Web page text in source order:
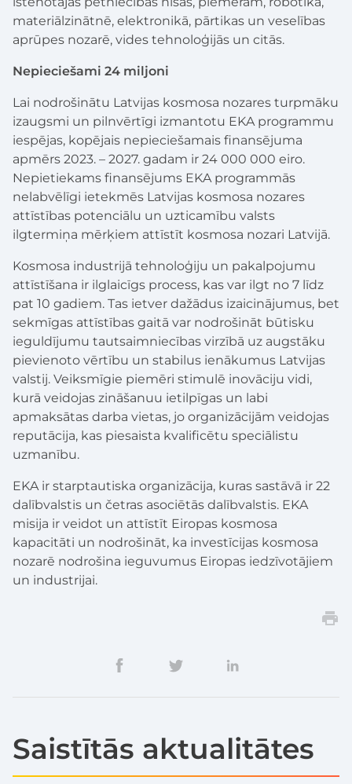
materiālzinātnē, elektronikā, pārtikas un veselības
aprūpes nozarē, vides tehnoloģijās un citās.
Nepieciešami 24 miljoni
Lai nodrošinātu Latvijas kosmosa nozares turpmāku
izaugsmi un pilnvērtīgi izmantotu EKA programmu
iespējas, kopējais nepieciešamais finansējuma
apmērs 2023. – 2027. gadam ir 24 000 000 eiro.
Nepietiekams finansējums EKA programmās
nelabvēlīgi ietekmēs Latvijas kosmosa nozares
attīstības potenciālu un uzticamību valsts
ilgtermiņa mērķiem attīstīt kosmosa nozari Latvijā.
Kosmosa industrijā tehnoloģiju un pakalpojumu
attīstīšana ir ilglaicīgs process, kas var ilgt no 7 līdz
pat 10 gadiem. Tas ietver dažādus izaicinājumus, bet
sekmīgas attīstības gaitā var nodrošināt būtisku
ieguldījumu tautsaimniecības virzībā uz augstāku
pievienoto vērtību un stabilus ienākumus Latvijas
valstij. Veiksmīgie piemēri stimulē inovāciju vidi,
kurā veidojas zināšanuu ietilpīgas un labi
apmaksātas darba vietas, jo organizācijām veidojas
reputācija, kas piesaista kvalificētu speciālistu
uzmanību.
EKA ir starptautiska organizācija, kuras sastāvā ir 22
dalībvalstis un četras asociētās dalībvalstis. EKA
misija ir veidot un attīstīt Eiropas kosmosa
kapacitāti un nodrošināt, ka investīcijas kosmosa
nozarē nodrošina ieguvumus Eiropas iedzīvotājiem
un industrijai.
Saistītās aktualitātes